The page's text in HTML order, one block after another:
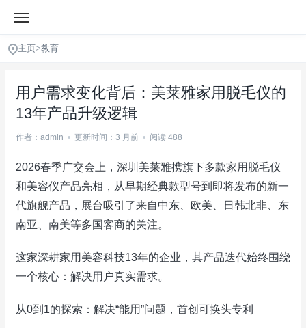
主页>教育
用户需求变化背后：美莱雅家用脱毛仪的
13年产品升级逻辑
作者：admin • 更新时间：3 月前 • 阅读 488
2026春季广交会上，深圳美莱雅携旗下多款家用脱毛仪
和美容仪产品亮相，从早期经典款型号到即将发布的新一
代旗舰产品，展台吸引了来自中东、欧美、日韩北非、东
南亚、南美等多国客商的关注。
这家深耕家用美容科技13年的企业，其产品迭代始终围绕
一个核心：解决用户真实需求。
从0到1的探索：解决“能用”问题，首创可换头专利